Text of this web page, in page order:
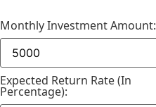
Monthly Investment Amount:
Expected Return Rate (in
Percentage):